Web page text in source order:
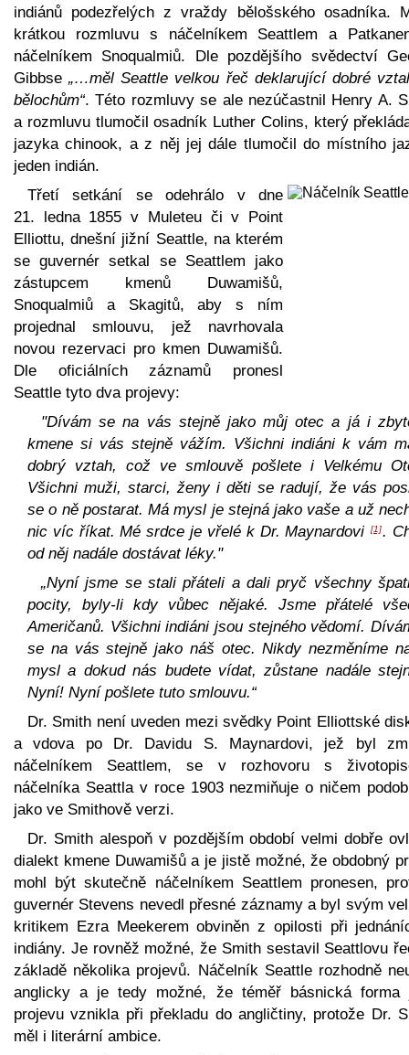
indiánů podezřelých z vraždy bělošského osadníka.
krátkou rozmluvu s náčelníkem Seattlem a
náčelníkem Snoqualmiů. Dle pozdějšího svědectví
Gibbse„…měl Seattle velkou řeč deklarující dobré
bělochům“. Této rozmluvy se ale nezúčastnil Henry A.
a rozmluvu tlumočil osadník Luther Colins, který
jazyka chinook, a z něj jej dále tlumočil do místního
jeden indián.
Třetí setkání se odehrálo v dne
21. ledna 1855 v Muleteu či v Point
Elliottu, dnešní jižní Seattle, na kterém
se guvernér setkal se Seattlem jako
zástupcem kmenů Duwamišů,
Snoqualmiů a Skagitů, aby s ním
projednal smlouvu, jež navrhovala
novou rezervaci pro kmen Duwamišů.
Dle oficiálních záznamů pronesl
Seattle tyto dva projevy:
"Dívám se na vás stejně jako můj otec a já i
kmene si vás stejně vážím. Všichni indiáni k vám
dobrý vztah, což ve smlouvě pošlete i Velkému
Všichni muži, starci, ženy i děti se radují, že vás
se o ně postarat. Má mysl je stejná jako vaše a už
nic víc říkat. Mé srdce je vřelé k Dr. Maynardovi
[1].
od něj nadále dostávat léky."
„Nyní jsme se stali přáteli a dali pryč všechny
pocity, byly-li kdy vůbec nějaké. Jsme přátelé
Američanů. Všichni indiáni jsou stejného vědomí.
se na vás stejně jako náš otec. Nikdy nezměníme
mysl a dokud nás budete vídat, zůstane nadále
Nyní! Nyní pošlete tuto smlouvu.“
Dr. Smith není uveden mezi svědky Point Elliottské
a vdova po Dr. Davidu S. Maynardovi, jež byl
náčelníkem Seattlem, se v rozhovoru s
náčelníka Seattla v roce 1903 nezmiňuje o ničem
jako ve Smithově verzi.
Dr. Smith alespoň v pozdějším období velmi dobře
dialekt kmene Duwamišů a je jistě možné, že obdobný
mohl být skutečně náčelníkem Seattlem pronesen,
guvernér Stevens nevedl přesné záznamy a byl svým
kritikem Ezra Meekerem obviněn z opilosti při
indiány. Je rovněž možné, že Smith sestavil Seattlovu
základě několika projevů. Náčelník Seattle rozhodně
anglicky a je tedy možné, že téměř básnická forma
projevu vznikla při překladu do angličtiny, protože Dr.
měl i literární ambice.